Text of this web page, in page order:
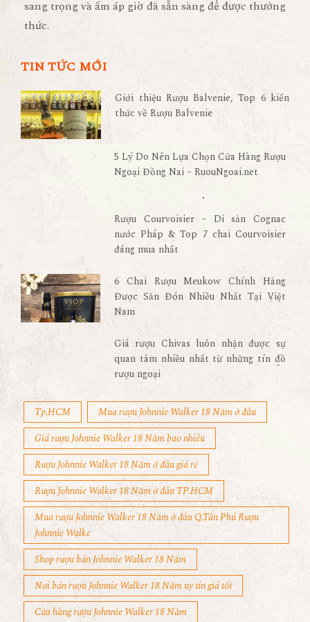
sang trọng và ấm áp giờ đã sẵn sàng để được thưởng
thức.
TIN TỨC MỚI
Giới thiệu Rượu Balvenie, Top 6 kiến
thức về Rượu Balvenie
5 Lý Do Nên Lựa Chọn Cửa Hàng Rượu
Ngoại Đồng Nai – RuouNgoai.net
Rượu Courvoisier – Di sản Cognac
nước Pháp & Top 7 chai Courvoisier
đáng mua nhất
6 Chai Rượu Meukow Chính Hãng
Được Săn Đón Nhiều Nhất Tại Việt
Nam
Giá rượu Chivas luôn nhận được sự
quan tâm nhiều nhất từ những tín đồ
rượu ngoại
Tp.HCM
Mua rượu Johnnie Walker 18 Năm ở đâu
Giá rượu Johnnie Walker 18 Năm bao nhiêu
Rượu Johnnie Walker 18 Năm ở đâu giá rẻ
Rượu Johnnie Walker 18 Năm ở đâu TP.HCM
Mua rượu Johnnie Walker 18 Năm ở đâu Q.Tân Phú Rượu
Johnnie Walke
Shop rượu bán Johnnie Walker 18 Năm
Nơi bán rượu Johnnie Walker 18 Năm uy tín giá tốt
Cửa hàng rượu Johnnie Walker 18 Năm